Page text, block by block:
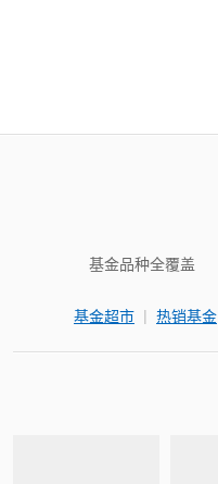
基金品种全覆盖
基金超市 | 热销基金